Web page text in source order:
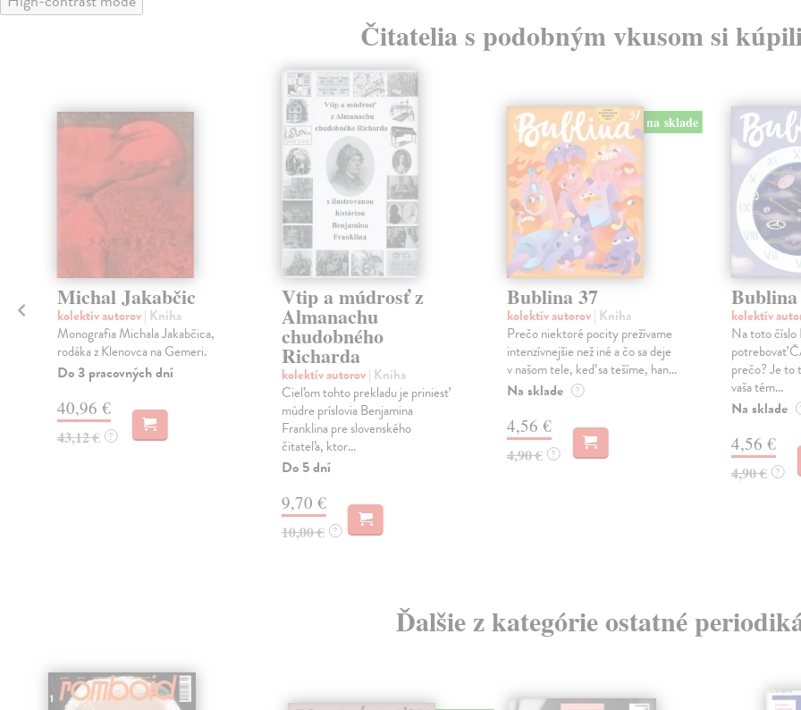
Čitatelia s podobným vkusom si
Michal Jakabčic
kolektív autorov| Kniha
Monografia Michala Jakabčica,
rodáka z Klenovca na Gemeri.
Do 3 pracovných dní
40,96 €
43,12 € ?
Vtip a múdrosť z
Almanachu
chudobného
Richarda
kolektív autorov| Kniha
Cieľom tohto prekladu je priniesť
múdre príslovia Benjamina
Franklina pre slovenského
čitateľa, ktor...
Do 5 dní
9,70 €
10,00 € ?
na sklade
Bublina 37
kolektív autorov| Kniha
Prečo niektoré pocity prežívame
intenzívnejšie než iné a čo sa deje
v našom tele, keď sa tešíme, han...
Na sklade ?
4,56 €
4,90 € ?
kolektív
Na toto číslo
potrebovať
prečo? Je to
vaša tém...
Na sklade
4,56 €
4,90 € ?
Ďalšie z kategórie ostatné